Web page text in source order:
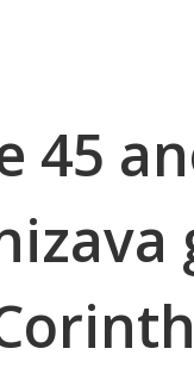
45